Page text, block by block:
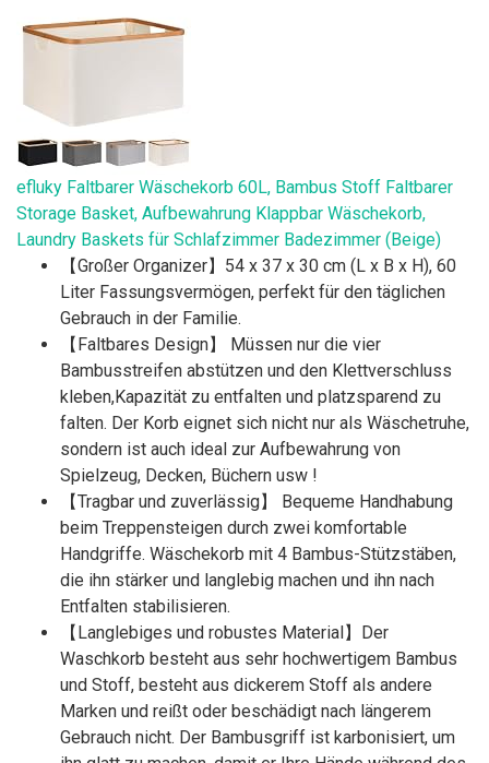
efluky Faltbarer Wäschekorb 60L, Bambus Stoff Faltbarer
Storage Basket, Aufbewahrung Klappbar Wäschekorb,
Laundry Baskets für Schlafzimmer Badezimmer (Beige)
【Großer Organizer】54 x 37 x 30 cm (L x B x H), 60
Liter Fassungsvermögen, perfekt für den täglichen
Gebrauch in der Familie.
【Faltbares Design】 Müssen nur die vier
Bambusstreifen abstützen und den Klettverschluss
kleben,Kapazität zu entfalten und platzsparend zu
falten. Der Korb eignet sich nicht nur als Wäschetruhe,
sondern ist auch ideal zur Aufbewahrung von
Spielzeug, Decken, Büchern usw !
【Tragbar und zuverlässig】 Bequeme Handhabung
beim Treppensteigen durch zwei komfortable
Handgriffe. Wäschekorb mit 4 Bambus-Stützstäben,
die ihn stärker und langlebig machen und ihn nach
Entfalten stabilisieren.
【Langlebiges und robustes Material】Der
Waschkorb besteht aus sehr hochwertigem Bambus
und Stoff, besteht aus dickerem Stoff als andere
Marken und reißt oder beschädigt nach längerem
Gebrauch nicht. Der Bambusgriff ist karbonisiert, um